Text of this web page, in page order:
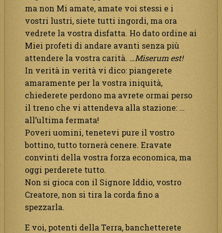
ma non Mi amate, amate voi stessi e i
vostri lustri, siete tutti ingordi, ma ora
vedrete la vostra disfatta. Ho dato ordine ai
Miei profeti di andare avanti senza più
attendere la vostra carità. …Miserum est!
In verità in verità vi dico: piangerete
amaramente per la vostra iniquità,
chiederete perdono ma avrete ormai perso
il treno che vi attendeva alla stazione: …
all’ultima fermata!
Poveri uomini, tenetevi pure il vostro
bottino, tutto tornerà cenere. Eravate
convinti della vostra forza economica, ma
oggi perderete tutto.
Non si gioca con il Signore Iddio, vostro
Creatore, non si tira la corda fino a
spezzarla.
E voi, potenti della Terra, banchetterete